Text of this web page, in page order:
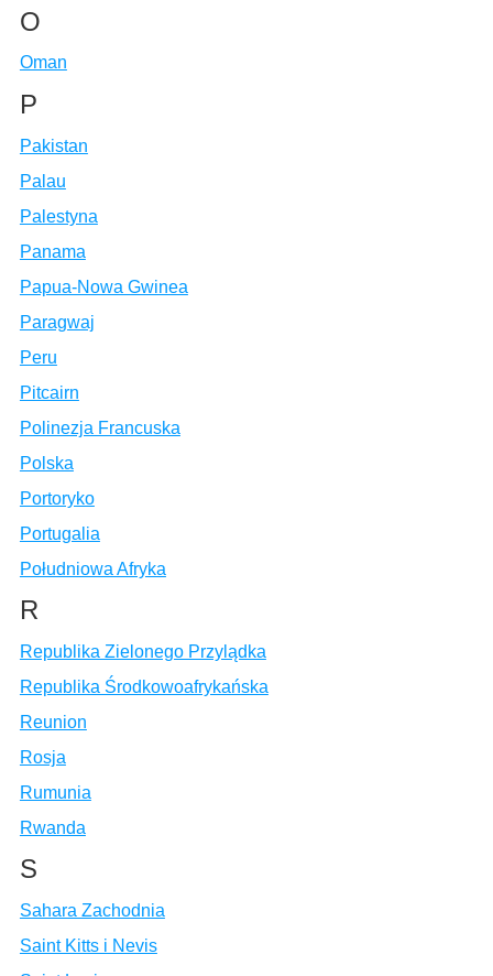
O
Oman
P
Pakistan
Palau
Palestyna
Panama
Papua-Nowa Gwinea
Paragwaj
Peru
Pitcairn
Polinezja Francuska
Polska
Portoryko
Portugalia
Południowa Afryka
R
Republika Zielonego Przylądka
Republika Środkowoafrykańska
Reunion
Rosja
Rumunia
Rwanda
S
Sahara Zachodnia
Saint Kitts i Nevis